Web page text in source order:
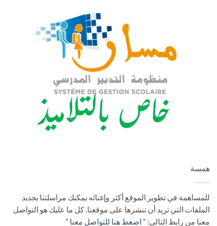
همسة
للمساهمة في تطوير الموقع أكثر وإغنائه يمكنك مراسلتنا بجديد
الملفات التي تريد أن تنشرها على موقعنا. كل ما عليك هو التواصل
معنا من رابط التالي: ” اضغط هنا للتواصل معنا ”